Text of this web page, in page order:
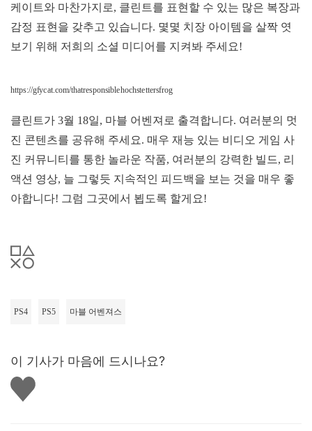
케이트와 마찬가지로, 클린트를 표현할 수 있는 많은 복장과
감정 표현을 갖추고 있습니다. 몇몇 치장 아이템을 살짝 엿
보기 위해 저희의 소셜 미디어를 지켜봐 주세요!
https://gfycat.com/thatresponsiblehochstettersfrog
클린트가 3월 18일, 마블 어벤져로 출격합니다. 여러분의 멋
진 콘텐츠를 공유해 주세요. 매우 재능 있는 비디오 게임 사
진 커뮤니티를 통한 놀라운 작품, 여러분의 강력한 빌드, 리
액션 영상, 늘 그렇듯 지속적인 피드백을 보는 것을 매우 좋
아합니다! 그럼 그곳에서 뵙도록 할게요!
PS4 PS5 마블 어벤져스
이 기사가 마음에 드시나요?
좋
아